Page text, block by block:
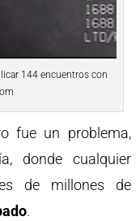
144 encuentros con
fue un problema,
donde cualquier
de millones de
.